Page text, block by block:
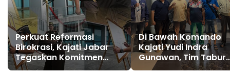
Perkuat Reformasi
Birokrasi, Kajati Jabar
Tegaskan Komitmen
WBK dan WBBM
Di Bawah Komando
Kajati Yudi Indra
Gunawan, Tim Tabur
Kejati Kaltara